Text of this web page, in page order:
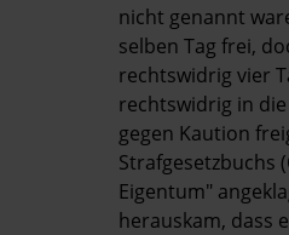
nicht genannt
selben Tag frei,
rechtswidrig vier
rechtswidrig in
gegen Kaution
Strafgesetzbuchs
Eigentum"
herauskam, dass